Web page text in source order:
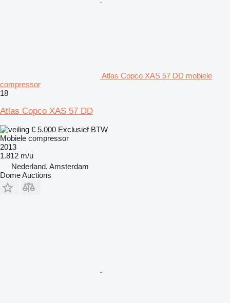
Atlas Copco XAS 57 DD mobiele
compressor
18
Atlas Copco XAS 57 DD
€ 5.000 Exclusief BTW
Mobiele compressor
2013
1.812 m/u
Nederland, Amsterdam
Dome Auctions